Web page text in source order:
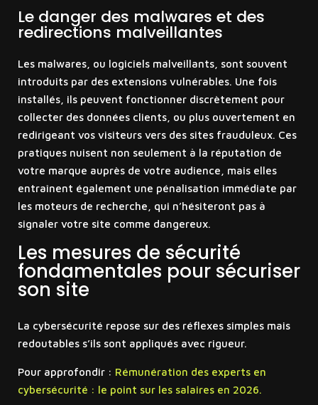
Le danger des malwares et des
redirections malveillantes
Les malwares, ou logiciels malveillants, sont souvent
introduits par des extensions vulnérables. Une fois
installés, ils peuvent fonctionner discrètement pour
collecter des données clients, ou plus ouvertement en
redirigeant vos visiteurs vers des sites frauduleux. Ces
pratiques nuisent non seulement à la réputation de
votre marque auprès de votre audience, mais elles
entraînent également une pénalisation immédiate par
les moteurs de recherche, qui n’hésiteront pas à
signaler votre site comme dangereux.
Les mesures de sécurité
fondamentales pour sécuriser
son site
La cybersécurité repose sur des réflexes simples mais
redoutables s’ils sont appliqués avec rigueur.
Pour approfondir : Rémunération des experts en
cybersécurité : le point sur les salaires en 2026.